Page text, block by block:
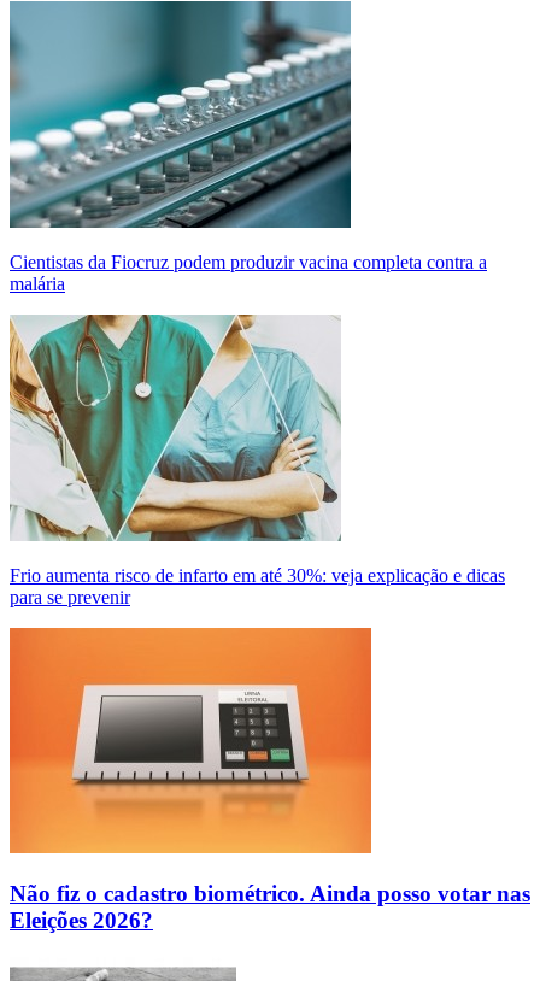
Cientistas da Fiocruz podem produzir vacina completa contra a
malária
Frio aumenta risco de infarto em até 30%: veja explicação e dicas
para se prevenir
Não fiz o cadastro biométrico. Ainda posso votar nas
Eleições 2026?